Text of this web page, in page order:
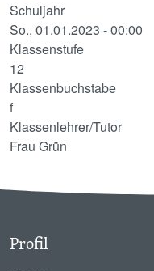
Schuljahr
So., 01.01.2023 - 00:00
Klassenstufe
12
Klassenbuchstabe
f
Klassenlehrer/Tutor
Frau Grün
Profil